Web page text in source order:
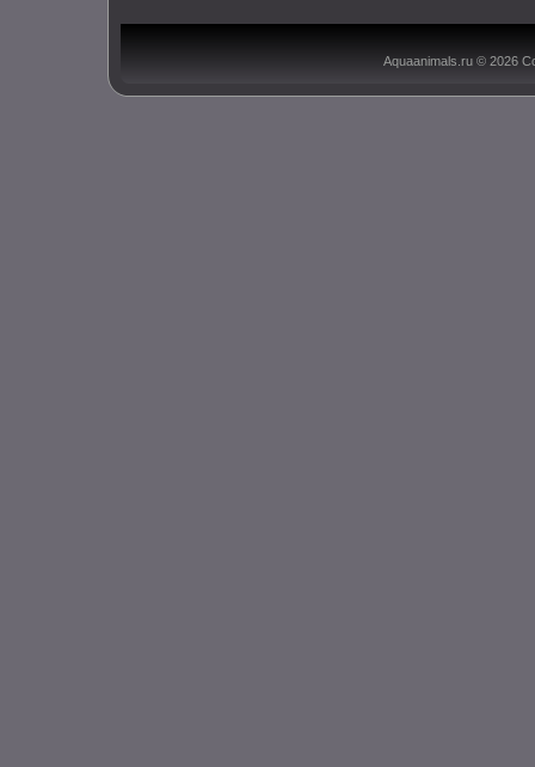
Aquaanimals.ru © 2026